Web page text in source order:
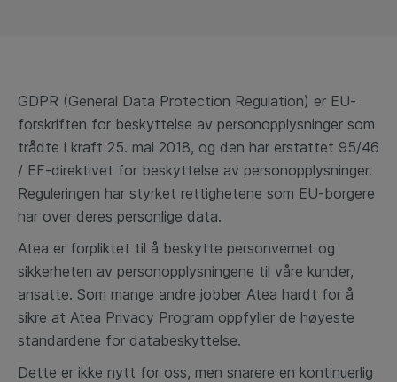
GDPR (General Data Protection Regulation) er EU-
forskriften for beskyttelse av personopplysninger som
trådte i kraft 25. mai 2018, og den har erstattet 95/46
/ EF-direktivet for beskyttelse av personopplysninger.
Reguleringen har styrket rettighetene som EU-borgere
har over deres personlige data.
Atea er forpliktet til å beskytte personvernet og
sikkerheten av personopplysningene til våre kunder,
ansatte. Som mange andre jobber Atea hardt for å
sikre at Atea Privacy Program oppfyller de høyeste
standardene for databeskyttelse.
Dette er ikke nytt for oss, men snarere en kontinuerlig